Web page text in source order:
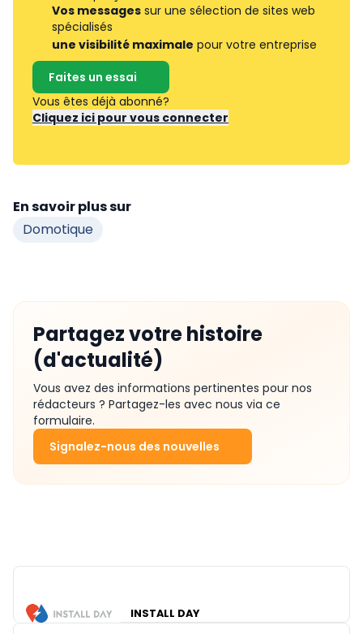
Vos messages sur une sélection de sites web
spécialisés
une visibilité maximale pour votre entreprise
Faites un essai
Vous êtes déjà abonné?
Cliquez ici pour vous connecter
En savoir plus sur
Domotique
Partagez votre histoire
(d'actualité)
Vous avez des informations pertinentes pour nos
rédacteurs ? Partagez-les avec nous via ce
formulaire.
Signalez-nous des nouvelles
INSTALL DAY